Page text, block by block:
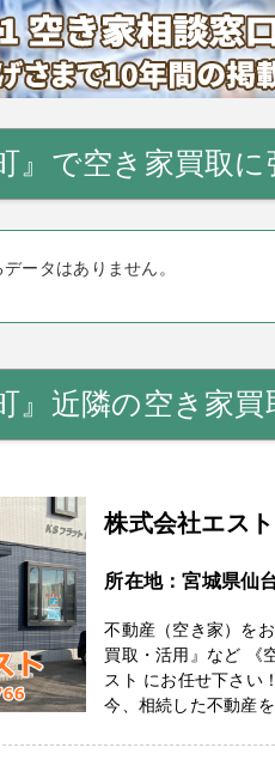
』で空き家買取
ータはありません。
』近隣の空き家
株式会社エスト
所在地：宮城県仙
不動産（空き家）を
買取・活用』など 《
スト にお任せ下さい
今、相続した不動産